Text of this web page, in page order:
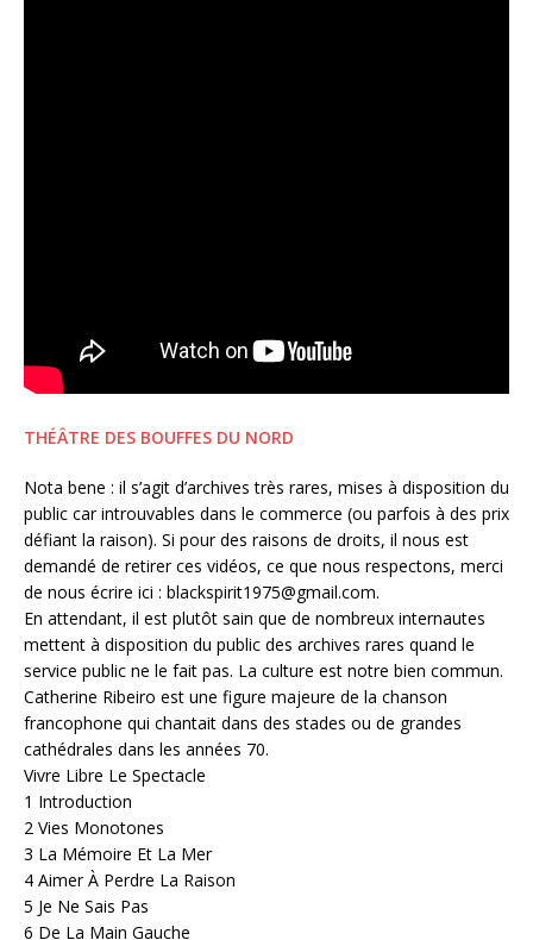
THÉÂTRE DES BOUFFES DU NORD
Nota bene : il s’agit d’archives très rares, mises à disposition du
public car introuvables dans le commerce (ou parfois à des prix
défiant la raison). Si pour des raisons de droits, il nous est
demandé de retirer ces vidéos, ce que nous respectons, merci
de nous écrire ici : blackspirit1975@gmail.com.
En attendant, il est plutôt sain que de nombreux internautes
mettent à disposition du public des archives rares quand le
service public ne le fait pas. La culture est notre bien commun.
Catherine Ribeiro est une figure majeure de la chanson
francophone qui chantait dans des stades ou de grandes
cathédrales dans les années 70.
Vivre Libre Le Spectacle
1 Introduction
2 Vies Monotones
3 La Mémoire Et La Mer
4 Aimer À Perdre La Raison
5 Je Ne Sais Pas
6 De La Main Gauche